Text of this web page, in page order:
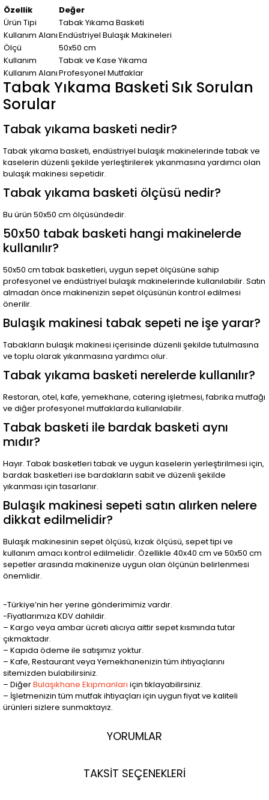
Özellik
Değer
Ürün Tipi
Tabak Yıkama Basketi
Kullanım AlanıEndüstriyel Bulaşık Makineleri
Ölçü
50x50 cm
Kullanım
Tabak ve Kase Yıkama
Kullanım AlanıProfesyonel Mutfaklar
Tabak Yıkama Basketi Sık Sorulan
Sorular
Tabak yıkama basketi nedir?
Tabak yıkama basketi, endüstriyel bulaşık makinelerinde tabak ve
kaselerin düzenli şekilde yerleştirilerek yıkanmasına yardımcı olan
bulaşık makinesi sepetidir.
Tabak yıkama basketi ölçüsü nedir?
Bu ürün 50x50 cm ölçüsündedir.
50x50 tabak basketi hangi makinelerde
kullanılır?
50x50 cm tabak basketleri, uygun sepet ölçüsüne sahip
profesyonel ve endüstriyel bulaşık makinelerinde kullanılabilir. Satın
almadan önce makinenizin sepet ölçüsünün kontrol edilmesi
önerilir.
Bulaşık makinesi tabak sepeti ne işe yarar?
Tabakların bulaşık makinesi içerisinde düzenli şekilde tutulmasına
ve toplu olarak yıkanmasına yardımcı olur.
Tabak yıkama basketi nerelerde kullanılır?
Restoran, otel, kafe, yemekhane, catering işletmesi, fabrika mutfağı
ve diğer profesyonel mutfaklarda kullanılabilir.
Tabak basketi ile bardak basketi aynı
mıdır?
Hayır. Tabak basketleri tabak ve uygun kaselerin yerleştirilmesi için,
bardak basketleri ise bardakların sabit ve düzenli şekilde
yıkanması için tasarlanır.
Bulaşık makinesi sepeti satın alırken nelere
dikkat edilmelidir?
Bulaşık makinesinin sepet ölçüsü, kızak ölçüsü, sepet tipi ve
kullanım amacı kontrol edilmelidir. Özellikle 40x40 cm ve 50x50 cm
sepetler arasında makinenize uygun olan ölçünün belirlenmesi
önemlidir.
-Türkiye’nin her yerine gönderimimiz vardır.
-Fiyatlarımıza KDV dahildir.
– Kargo veya ambar ücreti alıcıya aittir sepet kısmında tutar
çıkmaktadır.
– Kapıda ödeme ile satışımız yoktur.
– Kafe, Restaurant veya Yemekhanenizin tüm ihtiyaçlarını
sitemizden bulabilirsiniz.
– DiğerBulaşıkhane Ekipmanları için tıklayabilirsiniz.
– İşletmenizin tüm mutfak ihtiyaçları için uygun fiyat ve kaliteli
ürünleri sizlere sunmaktayız.
YORUMLAR
TAKSİT SEÇENEKLERİ